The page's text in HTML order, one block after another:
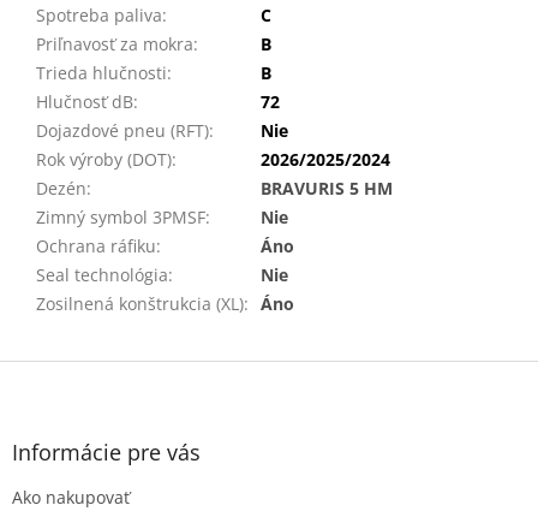
Spotreba paliva:
C
Priľnavosť za mokra:
B
Trieda hlučnosti:
B
Hlučnosť dB:
72
Dojazdové pneu (RFT):
Nie
Rok výroby (DOT):
2026/2025/2024
Dezén:
BRAVURIS 5 HM
Zimný symbol 3PMSF:
Nie
Ochrana ráfiku:
Áno
Seal technológia:
Nie
Zosilnená konštrukcia (XL): Áno
Z
Informácie pre vás
Ako nakupovať